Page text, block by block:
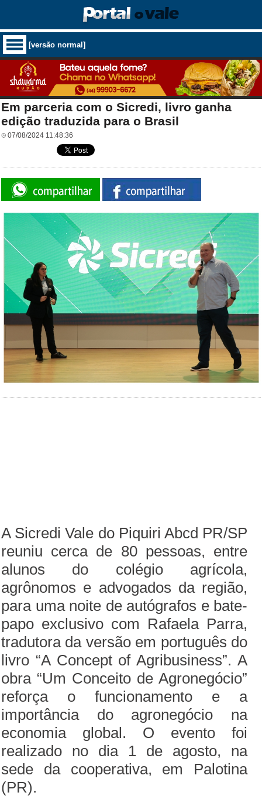
[versão normal]
Em parceria com o Sicredi, livro ganha
edição traduzida para o Brasil
07/08/2024 11:48:36
A Sicredi Vale do Piquiri Abcd PR/SP
reuniu cerca de 80 pessoas, entre
alunos do colégio agrícola,
agrônomos e advogados da região,
para uma noite de autógrafos e bate-
papo exclusivo com Rafaela Parra,
tradutora da versão em português do
livro “A Concept of Agribusiness”. A
obra “Um Conceito de Agronegócio”
reforça o funcionamento e a
importância do agronegócio na
economia global. O evento foi
realizado no dia 1 de agosto, na
sede da cooperativa, em Palotina
(PR).